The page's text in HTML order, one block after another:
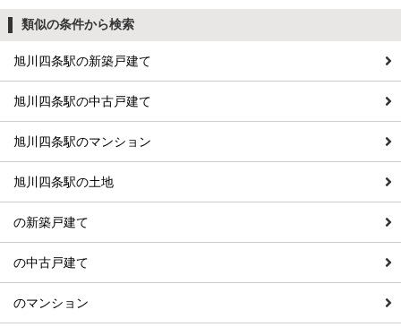
類似の条件から検索
旭川四条駅の新築戸建て
旭川四条駅の中古戸建て
旭川四条駅のマンション
旭川四条駅の土地
の新築戸建て
の中古戸建て
のマンション